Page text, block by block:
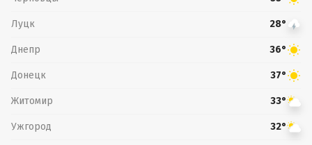
Луцк 28°
Днепр 36°
Донецк 37°
Житомир 33°
Ужгород 32°